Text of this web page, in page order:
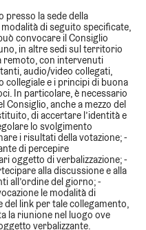
presso la sede della
di seguito specificate,
convocare il Consiglio
in altre sedi sul territorio
remoto, con intervenuti
audio/video collegati,
e i principi di buona
In particolare, è necessario
Consiglio, anche a mezzo del
di accertare l’identità e
lo svolgimento
i risultati della votazione; -
di percepire
oggetto di verbalizzazione; -
alla discussione e alla
all’ordine del giorno; -
le modalità di
link per tale collegamento,
la riunione nel luogo ove
verbalizzante.